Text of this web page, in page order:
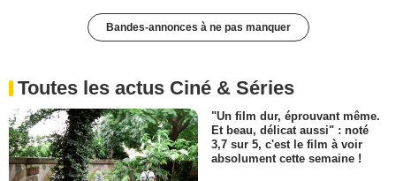
Bandes-annonces à ne pas manquer
Toutes les actus Ciné & Séries
"Un film dur, éprouvant même.
Et beau, délicat aussi" : noté
3,7 sur 5, c'est le film à voir
absolument cette semaine !